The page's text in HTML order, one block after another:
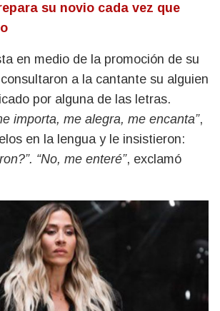
su novio cada vez que
en medio de la promoción de su
a la cantante su alguien
por alguna de las letras.
importa, me alegra, me encanta”,
en la lengua y le insistieron:
“No, me enteré”, exclamó